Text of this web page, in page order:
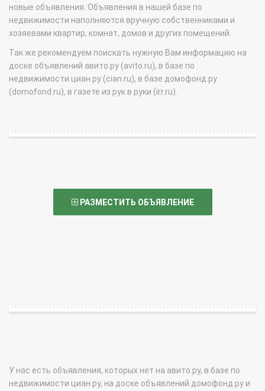
новые объявления. Объявления в нашей базе по
недвижимости наполняются вручную собственниками и
хозяевами квартир, комнат, домов и других помещений.
Так же рекомендуем поискать нужную Вам информацию на
доске объявлений авито.ру (avito.ru), в базе по
недвижимости циан.ру (cian.ru), в базе домофонд.ру
(domofond.ru), в газете из рук в руки (irr.ru).
РАЗМЕСТИТЬ ОБЪЯВЛЕНИЕ
У нас есть объявления, которых нет на авито.ру, в базе по
недвижимости циан.ру, на доске объявлений домофонд.ру и